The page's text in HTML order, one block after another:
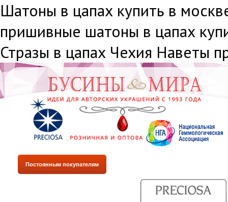
Шатоны в цапах купить в
пришивные шатоны в цапах
Стразы в цапах Чехия Наветы
Постоянным покупателям